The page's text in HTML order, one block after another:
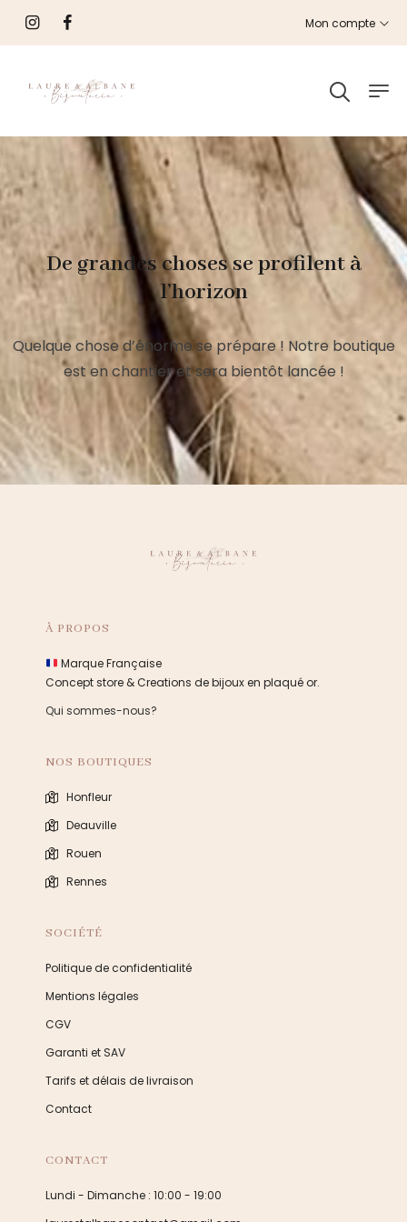
Mon compte
De grandes choses se profilent à
l’horizon
Quelque chose d’énorme se prépare ! Notre boutique
est en chantier et sera bientôt lancée !
À PROPOS
Marque Française
Concept store & Creations de bijoux en plaqué or.
Qui sommes-nous?
NOS BOUTIQUES
Honfleur
Deauville
Rouen
Rennes
SOCIÉTÉ
Politique de confidentialité
Mentions légales
CGV
Garanti et SAV
Tarifs et délais de livraison
Contact
CONTACT
Lundi - Dimanche : 10:00 - 19:00